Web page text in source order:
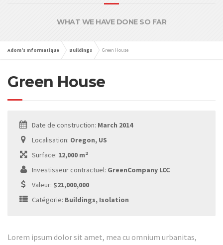
WHAT WE HAVE DONE SO FAR
Adom's Informatique Buildings Green House
Green House
Date de construction: March 2014
Localisation: Oregon, US
Surface: 12,000 m2
Investisseur contractuel: GreenCompany LCC
Valeur: $21,000,000
Catégorie: Buildings, Isolation
Lorem ipsum dolor sit amet, mea cu omnium urbanitas,